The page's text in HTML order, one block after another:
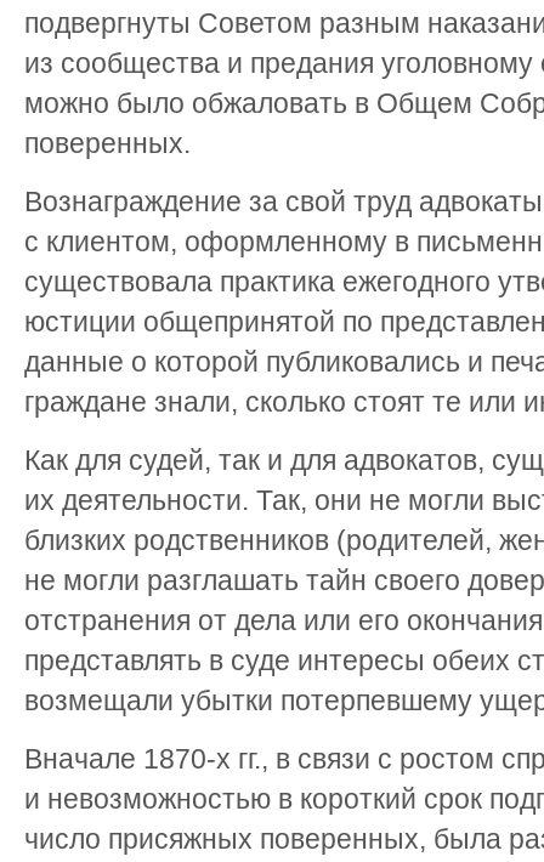
подвергнуты Советом разным
из сообщества и предания
можно было обжаловать в Общем
поверенных.
Вознаграждение за свой труд
с клиентом, оформленному в
существовала практика ежегодного
юстиции общепринятой по
данные о которой публиковались и
граждане знали, сколько стоят те или
Как для судей, так и для адвокатов,
их деятельности. Так, они не могли
близких родственников (родителей,
не могли разглашать тайн своего
отстранения от дела или его
представлять в суде интересы обеих
возмещали убытки потерпевшему
Вначале 1870-х гг., в связи с ростом
и невозможностью в короткий срок
число присяжных поверенных, была